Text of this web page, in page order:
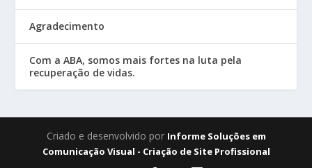
Agradecimento
Com a ABA, somos mais fortes na luta pela
recuperação de vidas.
Criado e desenvolvido por Informe Soluções em
Comunicação Visual - Criação de Site Profissional